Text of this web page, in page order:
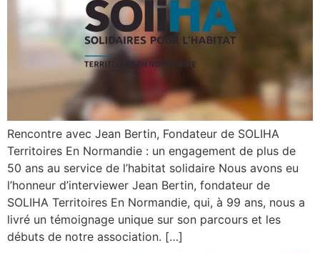
Rencontre avec Jean Bertin, Fondateur de SOLIHA
Territoires En Normandie : un engagement de plus de
50 ans au service de l’habitat solidaire Nous avons eu
l’honneur d’interviewer Jean Bertin, fondateur de
SOLIHA Territoires En Normandie, qui, à 99 ans, nous a
livré un témoignage unique sur son parcours et les
débuts de notre association. […]